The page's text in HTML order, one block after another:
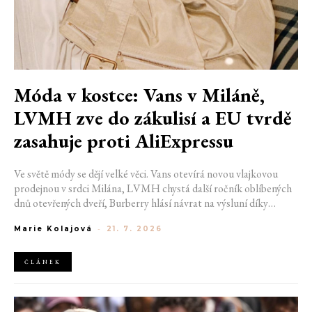
Móda v kostce: Vans v Miláně,
LVMH zve do zákulisí a EU tvrdě
zasahuje proti AliExpressu
Ve světě módy se dějí velké věci. Vans otevírá novou vlajkovou
prodejnou v srdci Milána, LVMH chystá další ročník oblíbených
dnů otevřených dveří, Burberry hlásí návrat na výsluní díky
AliExpress.
Marie Kolajová - 21. 7. 2026
ČLÁNEK